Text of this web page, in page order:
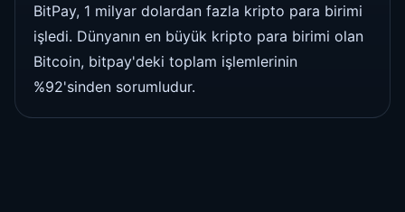
BitPay, 1 milyar dolardan fazla kripto para birimi
işledi. Dünyanın en büyük kripto para birimi olan
Bitcoin, bitpay'deki toplam işlemlerinin
%92'sinden sorumludur.